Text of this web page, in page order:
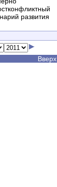
развития
Вверх